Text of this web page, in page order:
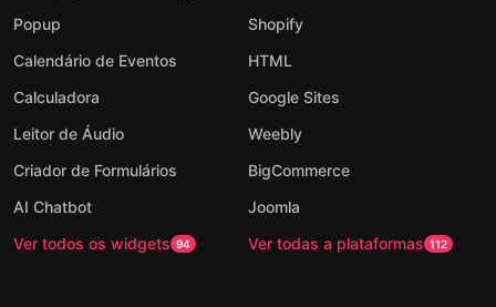
Popup
Calendário de Eventos
Calculadora
Leitor de Áudio
Criador de Formulários
AI Chatbot
Ver todos os widgets 94
Shopify
HTML
Google Sites
Weebly
BigCommerce
Joomla
Ver todas a plataformas 112